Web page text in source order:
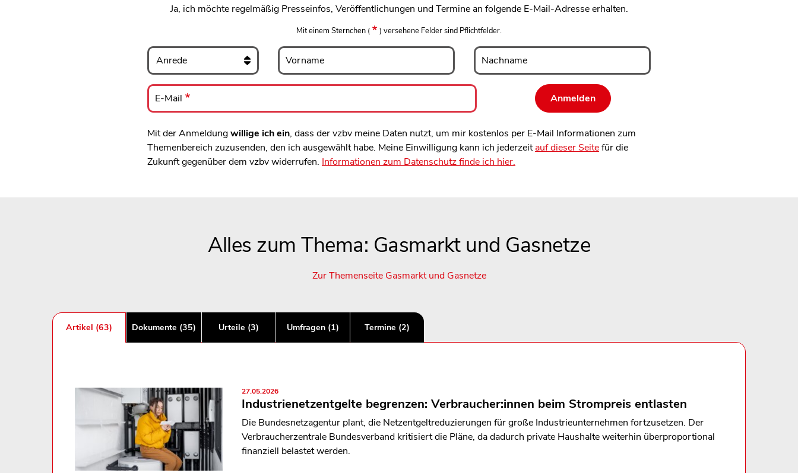
Ja, ich möchte regelmäßig Presseinfos, Veröffentlichungen und Termine an folgende E-Mail-Adresse erhalten.
Mit einem Sternchen ( ) versehene Felder sind Pflichtfelder.
Anrede Vorname
Vorname
Nachname
Nachname
E-
Mail
E-Mail
Mit der Anmeldungwillige ich ein, dass der vzbv meine Daten nutzt, um mir kostenlos per E-Mail Informationen zum
Themenbereich zuzusenden, den ich ausgewählt habe. Meine Einwilligung kann ich jederzeitauf dieser Seitefür die
Zukunft gegenüber dem vzbv widerrufen. Informationen zum Datenschutz finde ich hier.
Alles zum Thema: Gasmarkt und Gasnetze
Zur Themenseite Gasmarkt und Gasnetze
Artikel (63) Dokumente (35) Urteile (3) Umfragen (1) Termine (2)
27.05.2026
Industrienetzentgelte begrenzen: Verbraucher:innen beim Strompreis entlasten
Die Bundesnetzagentur plant, die Netzentgeltreduzierungen für große Industrieunternehmen fortzusetzen. Der
Verbraucherzentrale Bundesverband kritisiert die Pläne, da dadurch private Haushalte weiterhin überproportional
finanziell belastet werden.